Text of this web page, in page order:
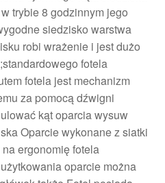
trybie 8 godzinnym jego
siedzisko warstwa
robi wrażenie i jest dużo
fotela
fotela jest mechanizm
za pomocą dźwigni
kąt oparcia wysuw
Oparcie wykonane z siatki
ergonomię fotela
oparcie można